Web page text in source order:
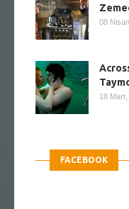
08
18
FACEBOOK